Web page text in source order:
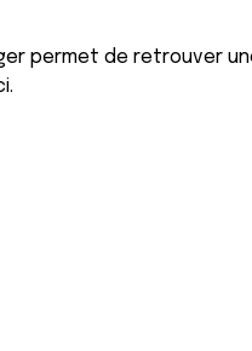
permet de retrouver